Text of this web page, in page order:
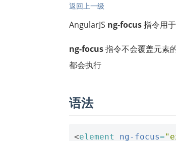
返回上一级
AngularJS ng-focus指令用
ng-focus指令不会覆盖元素
都会执行
语法
<element ng-focus=